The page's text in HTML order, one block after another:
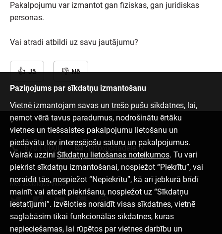
Pakalpojumu var izmantot gan fiziskas, gan juridiskas
personas.
Vai atradi atbildi uz savu jautājumu?
Jā Nē
Paziņojums par sīkdatņu izmantošanu
Vietnē izmantojam savas un trešo pušu sīkdatnes, lai,
ņemot vērā tavus paradumus, nodrošinātu ērtāku
vietnes un tiešsaistes pakalpojumu lietošanu un
piedāvātu tev interesējošu saturu un pakalpojumus.
Vairāk uzzini Sīkdatņu lietošanas noteikumos. Tu vari
piekrist sīkdatņu izmantošanai, nospiežot “Piekrītu”, vai
noraidīt tās, nospiežot “Nepiekrītu”, kā arī jebkurā brīdī
mainīt vai atcelt piekrišanu, nospiežot uz “Sīkdatņu
iestatījumi”. Izvēloties noraidīt visas sīkdatnes, vietnē
saglabāsim tikai funkcionālās sīkdatnes, kuras
nepieciešamas, lai rūpētos par vietnes darbību un
Sazinies ar mums
6701 0000 info@citadele.lv
Mēs sociālajos tīklos
Lejupielādēt aplikāciju